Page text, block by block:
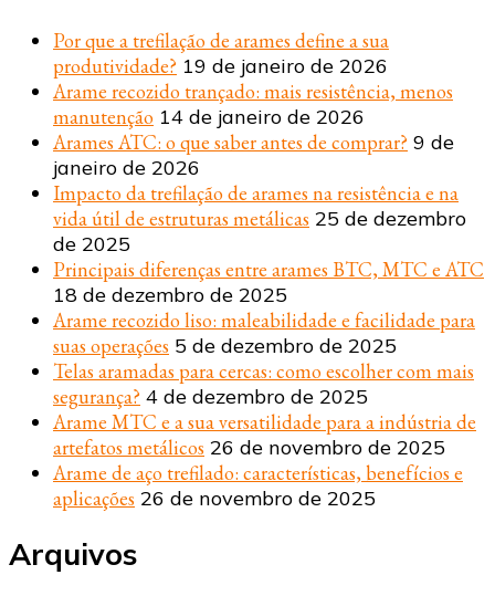
Por que a trefilação de arames define a sua
produtividade? 19 de janeiro de 2026
Arame recozido trançado: mais resistência, menos
manutenção 14 de janeiro de 2026
Arames ATC: o que saber antes de comprar? 9 de
janeiro de 2026
Impacto da trefilação de arames na resistência e na
vida útil de estruturas metálicas 25 de dezembro
de 2025
Principais diferenças entre arames BTC, MTC e ATC
18 de dezembro de 2025
Arame recozido liso: maleabilidade e facilidade para
suas operações 5 de dezembro de 2025
Telas aramadas para cercas: como escolher com mais
segurança? 4 de dezembro de 2025
Arame MTC e a sua versatilidade para a indústria de
artefatos metálicos 26 de novembro de 2025
Arame de aço trefilado: características, benefícios e
aplicações 26 de novembro de 2025
Arquivos